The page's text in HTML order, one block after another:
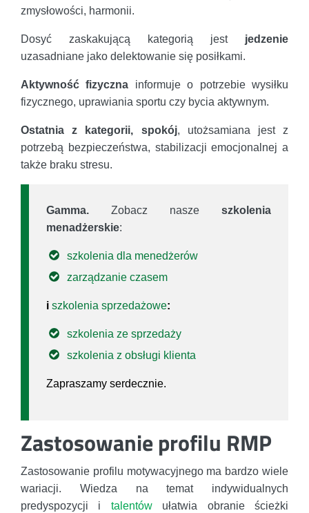
zmysłowości, harmonii.
Dosyć zaskakującą kategorią jest jedzenie
uzasadniane jako delektowanie się posiłkami.
Aktywność fizyczna informuje o potrzebie wysiłku
fizycznego, uprawiania sportu czy bycia aktywnym.
Ostatnia z kategorii, spokój, utożsamiana jest z
potrzebą bezpieczeństwa, stabilizacji emocjonalnej a
także braku stresu.
Gamma. Zobacz nasze szkolenia
menadżerskie:
szkolenia dla menedżerów
zarządzanie czasem
i szkolenia sprzedażowe:
szkolenia ze sprzedaży
szkolenia z obsługi klienta
Zapraszamy serdecznie.
Zastosowanie profilu RMP
Zastosowanie profilu motywacyjnego ma bardzo wiele
wariacji. Wiedza na temat indywidualnych
predyspozycji i talentówułatwia obranie ścieżki